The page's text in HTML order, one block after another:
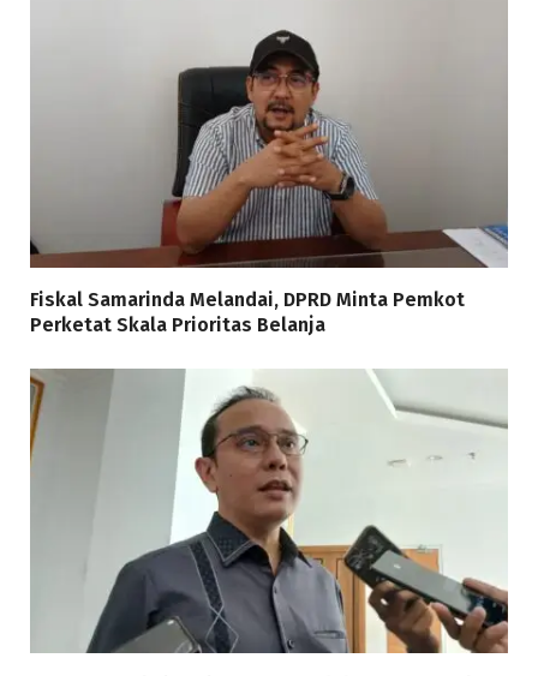
Fiskal Samarinda Melandai, DPRD Minta Pemkot
Perketat Skala Prioritas Belanja